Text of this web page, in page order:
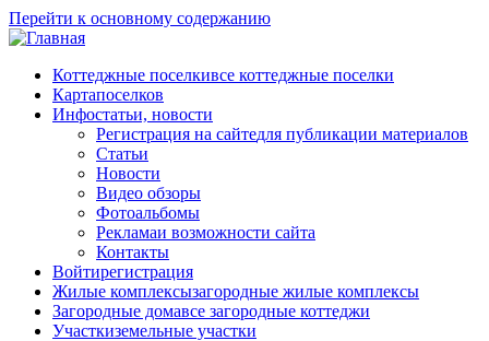
Перейти к основному содержанию
Коттеджные поселкивсе коттеджные поселки
Картапоселков
Инфостатьи, новости
Регистрация на сайтедля публикации материалов
Статьи
Новости
Видео обзоры
Фотоальбомы
Рекламаи возможности сайта
Контакты
Войтирегистрация
Жилые комплексызагородные жилые комплексы
Загородные домавсе загородные коттеджи
Участкиземельные участки